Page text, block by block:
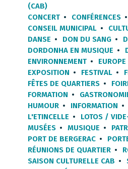
(CAB)
CONCERT
CONFÉRENCES
CONSEIL MUNICIPAL
DANSE
DON DU SANG
DORDONHA EN MUSIQUE
ENVIRONNEMENT
EUROPE
EXPOSITION
FESTIVAL
FÊTES DE QUARTIERS
FORMATION
HUMOUR
INFORMATION
L'ETINCELLE
LOTOS /
MUSÉES
MUSIQUE
PORT DE BERGERAC
RÉUNIONS DE QUARTIER
SAISON CULTURELLE CAB